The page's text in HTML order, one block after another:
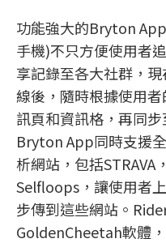
功能強大的Bryton
手機)不只方便使用者
享記錄至各大社群，
線後，隨時根據使用
訊頁和資訊格，再同
Bryton App同時支援
析網站，包括STRAVA
Selfloops，讓使用者
步傳到這些網站。
GoldenCheetah軟體